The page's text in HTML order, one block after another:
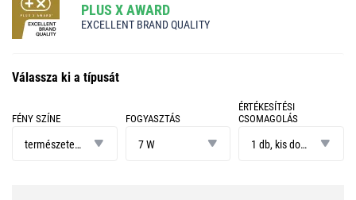
PLUS X AWARD
EXCELLENT BRAND QUALITY
Válassza ki a típusát
FÉNY SZÍNE
színe
természetes fehér
FOGYASZTÁS
7 W
ÉRTÉKESÍTÉSI
CSOMAGOLÁS
csomagolás
1 db, kis doboz